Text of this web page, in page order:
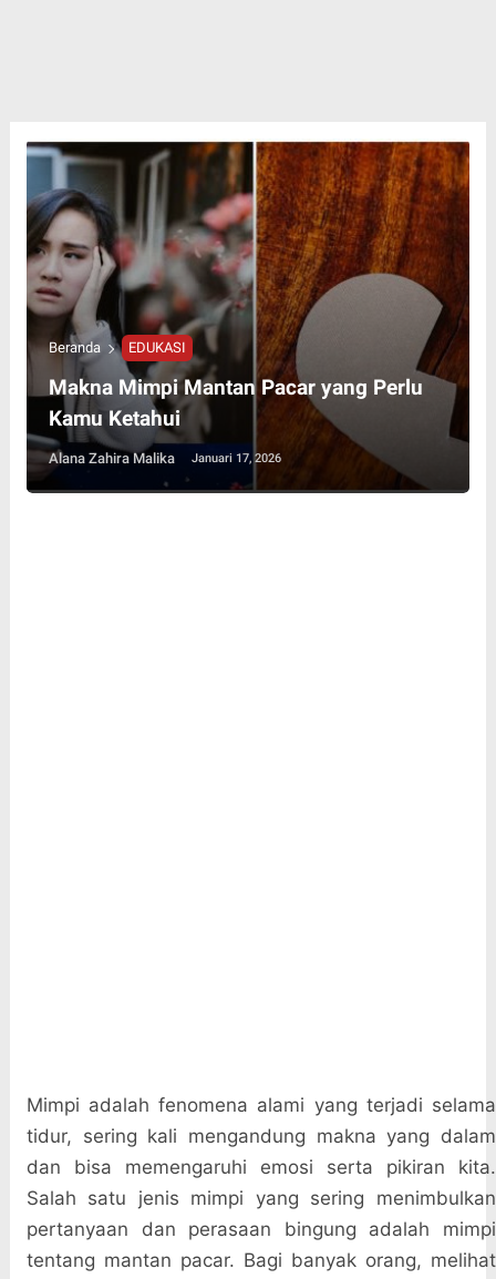
Beranda EDUKASI
Makna Mimpi Mantan Pacar yang Perlu
Kamu Ketahui
Alana Zahira Malika Januari 17, 2026
Mimpi adalah fenomena alami yang terjadi selama
tidur, sering kali mengandung makna yang dalam
dan bisa memengaruhi emosi serta pikiran kita.
Salah satu jenis mimpi yang sering menimbulkan
pertanyaan dan perasaan bingung adalah mimpi
tentang mantan pacar. Bagi banyak orang, melihat